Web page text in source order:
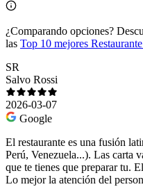
¿Comparando opciones?
las Top 10 mejores
SR
Salvo Rossi
2026-03-07
Google
El restaurante es una fusión
Perú, Venezuela...). Las carta
que te tienes que preparar tu.
Lo mejor la atención del